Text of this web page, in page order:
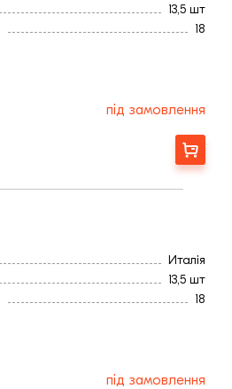
13,5 шт
18
під замовлення
Замовити
Италія
13,5 шт
18
під замовлення